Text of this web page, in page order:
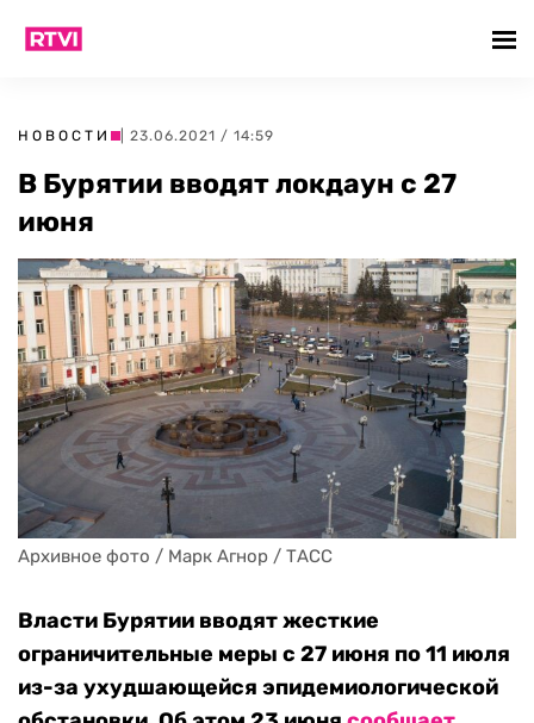
НОВОСТИ | 23.06.2021 / 14:59
В Бурятии вводят локдаун с 27
июня
Архивное фото / Марк Агнор / ТАСС
Власти Бурятии вводят жесткие
ограничительные меры с 27 июня по 11 июля
из-за ухудшающейся эпидемиологической